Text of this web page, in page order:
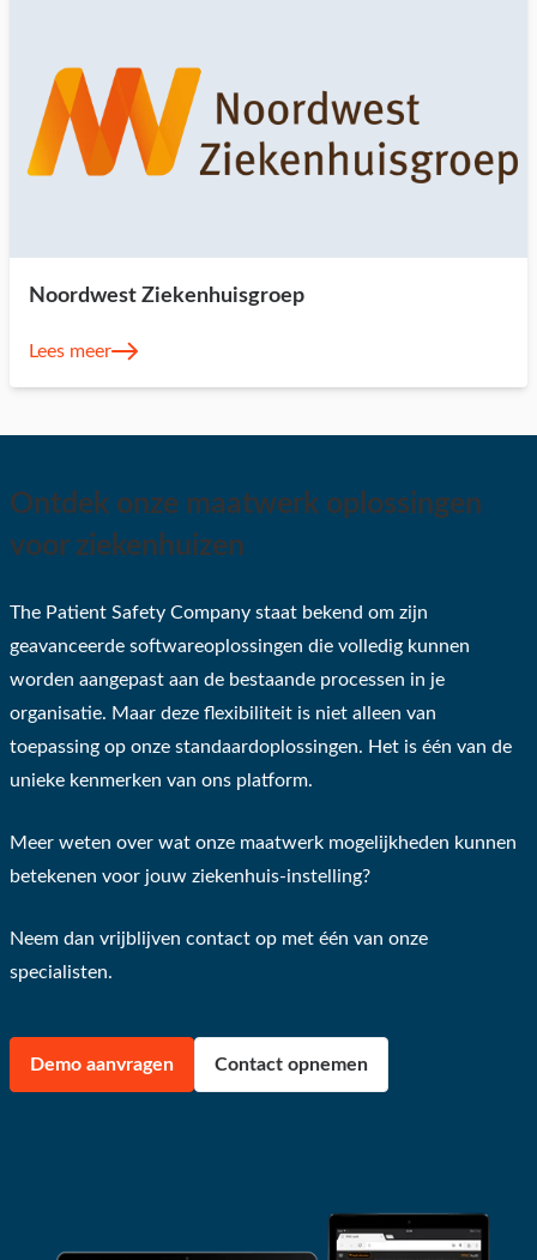
Noordwest Ziekenhuisgroep
Lees meer
Ontdek onze maatwerk oplossingen
voor ziekenhuizen
The Patient Safety Company staat bekend om zijn
geavanceerde softwareoplossingen die volledig kunnen
worden aangepast aan de bestaande processen in je
organisatie. Maar deze flexibiliteit is niet alleen van
toepassing op onze standaardoplossingen. Het is één van de
unieke kenmerken van ons platform.
Meer weten over wat onze maatwerk mogelijkheden kunnen
betekenen voor jouw ziekenhuis-instelling?
Neem dan vrijblijven contact op met één van onze
specialisten.
Demo aanvragen Contact opnemen